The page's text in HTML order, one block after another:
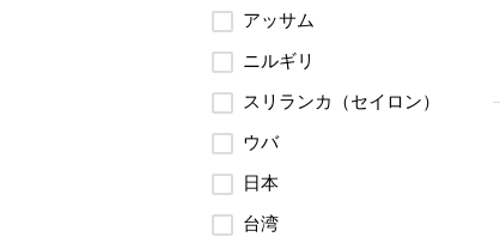
アッサム
ニルギリ
スリランカ（セイロン）
ウバ
日本
台湾